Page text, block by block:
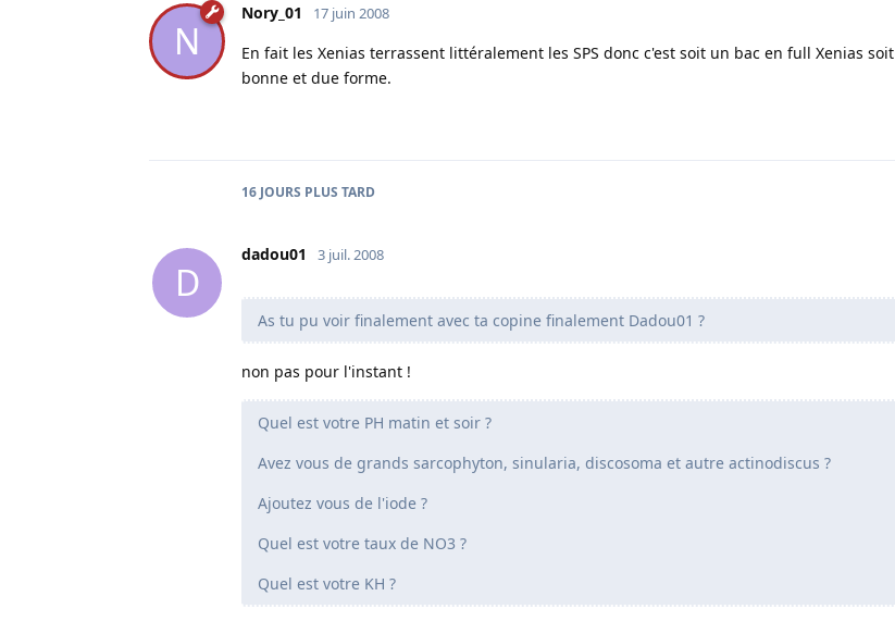
N
Nory_01 17 juin 2008
En fait les Xenias terrassent littéralement les SPS donc c'est soit un bac en full Xenias
bonne et due forme.
16 JOURS PLUS TARD
D
dadou01 3 juil. 2008
As tu pu voir finalement avec ta copine finalement Dadou01 ?
non pas pour l'instant !
Quel est votre PH matin et soir ?
Avez vous de grands sarcophyton, sinularia, discosoma et autre actinodiscus ?
Ajoutez vous de l'iode ?
Quel est votre taux de NO3 ?
Quel est votre KH ?